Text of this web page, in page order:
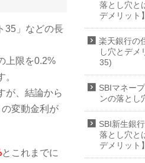
35」などの長
上限を0.2%
が、結論から
変動金利が
とこれまでに
落とし穴と
デメリット】
楽天銀行の
し穴とデメ
35)
SBIマネー
ンの落とし
SBI新生銀
落とし穴と
デメリット】